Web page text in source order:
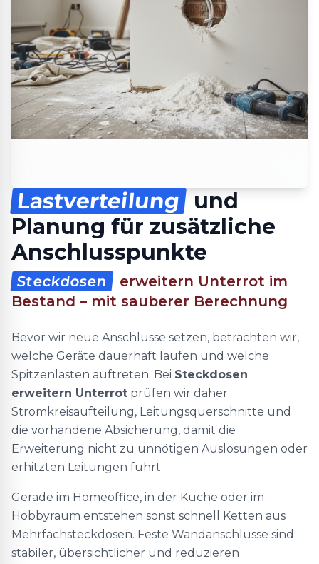
Lastverteilung
und
Planung für zusätzliche
Anschlusspunkte
Steckdosen
erweitern Unterrot im
Bestand – mit sauberer Berechnung
Bevor wir neue Anschlüsse setzen, betrachten wir,
welche Geräte dauerhaft laufen und welche
Spitzenlasten auftreten. Bei Steckdosen
erweitern Unterrot prüfen wir daher
Stromkreisaufteilung, Leitungsquerschnitte und
die vorhandene Absicherung, damit die
Erweiterung nicht zu unnötigen Auslösungen oder
erhitzten Leitungen führt.
Gerade im Homeoffice, in der Küche oder im
Hobbyraum entstehen sonst schnell Ketten aus
Mehrfachsteckdosen. Feste Wandanschlüsse sind
stabiler, übersichtlicher und reduzieren